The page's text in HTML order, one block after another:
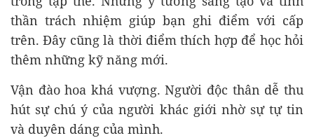
thần trách nhiệm giúp bạn ghi điểm với cấp
trên. Đây cũng là thời điểm thích hợp để học hỏi
thêm những kỹ năng mới.
Vận đào hoa khá vượng. Người độc thân dễ thu
hút sự chú ý của người khác giới nhờ sự tự tin
và duyên dáng của mình.